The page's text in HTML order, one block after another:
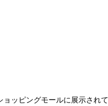
ョッピングモールに展示されて